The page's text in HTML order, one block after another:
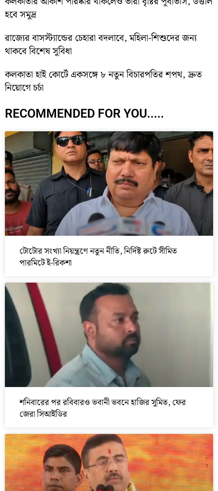
হবে সমুদ্র
রাজ্যের বাসস্ট্যান্ডের চেহারা বদলাবে, মহিলা-শিশুদের জন্য
থাকবে বিশেষ সুবিধা
কলকাতা হাই কোর্টে একসঙ্গে ৮ নতুন বিচারপতির শপথ, দ্রুত
নিয়োগে চর্চা
RECOMMENDED FOR YOU.....
টোটোর সংখ্যা নিয়ন্ত্রণে নতুন নীতি, নির্দিষ্ট রুটে সীমিত
পারমিটে ই-রিকশা
শনিবারের পর রবিবারও ভবানী ভবনে হাজির সুমিত, ফের
জেরা সিআইডির